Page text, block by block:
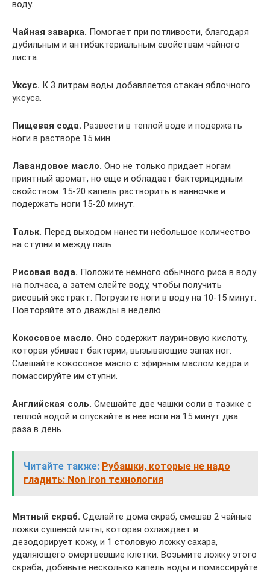
воду.
Чайная заварка. Помогает при потливости, благодаря
дубильным и антибактериальным свойствам чайного
листа.
Уксус. К 3 литрам воды добавляется стакан яблочного
уксуса.
Пищевая сода. Развести в теплой воде и подержать
ноги в растворе 15 мин.
Лавандовое масло. Оно не только придает ногам
приятный аромат, но еще и обладает бактерицидным
свойством. 15-20 капель растворить в ванночке и
подержать ноги 15-20 минут.
Тальк. Перед выходом нанести небольшое количество
на ступни и между паль
Рисовая вода. Положите немного обычного риса в воду
на полчаса, а затем слейте воду, чтобы получить
рисовый экстракт. Погрузите ноги в воду на 10-15 минут.
Повторяйте это дважды в неделю.
Кокосовое масло. Оно содержит лауриновую кислоту,
которая убивает бактерии, вызывающие запах ног.
Смешайте кокосовое масло с эфирным маслом кедра и
помассируйте им ступни.
Английская соль. Смешайте две чашки соли в тазике с
теплой водой и опускайте в нее ноги на 15 минут два
раза в день.
Читайте также: Рубашки, которые не надо
гладить: Non Iron технология
Мятный скраб. Сделайте дома скраб, смешав 2 чайные
ложки сушеной мяты, которая охлаждает и
дезодорирует кожу, и 1 столовую ложку сахара,
удаляющего омертвевшие клетки. Возьмите ложку этого
скраба, добавьте несколько капель воды и помассируйте